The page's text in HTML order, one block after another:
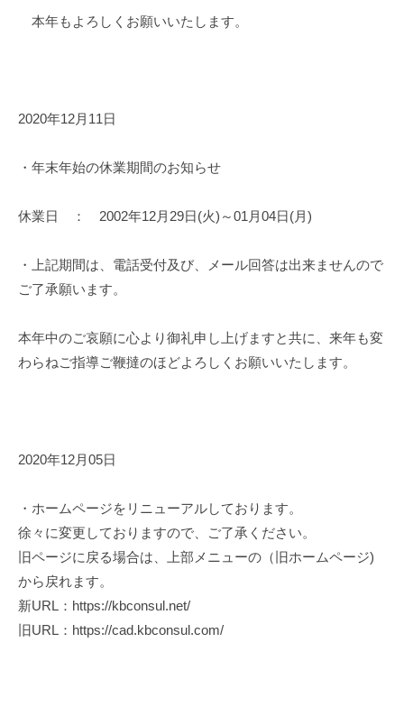
本年もよろしくお願いいたします。
2020年12月11日
・年末年始の休業期間のお知らせ
休業日 ： 2002年12月29日(火)～01月04日(月)
・上記期間は、電話受付及び、メール回答は出来ませんので
ご了承願います。
本年中のご哀願に心より御礼申し上げますと共に、来年も変
わらねご指導ご鞭撻のほどよろしくお願いいたします。
2020年12月05日
・ホームページをリニューアルしております。
徐々に変更しておりますので、ご了承ください。
旧ページに戻る場合は、上部メニューの（旧ホームページ)
から戻れます。
新URL：https://kbconsul.net/
旧URL：https://cad.kbconsul.com/